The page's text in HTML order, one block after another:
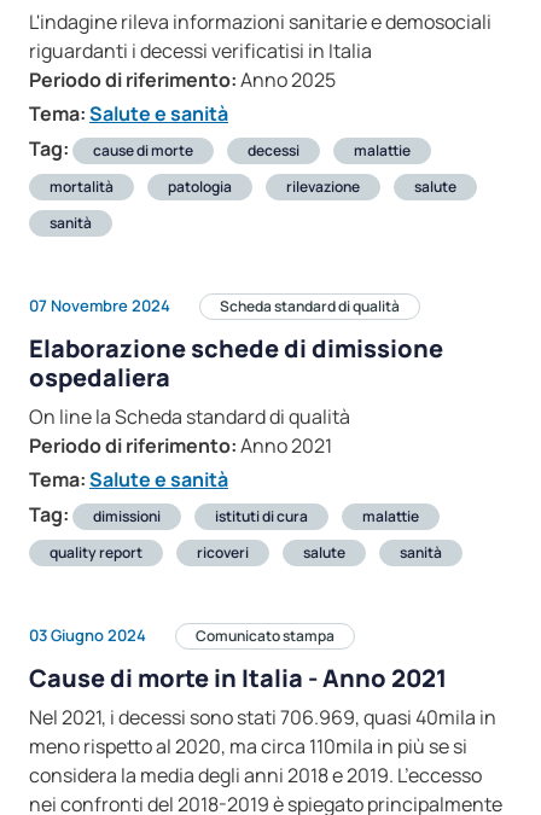
L'indagine rileva informazioni sanitarie e demosociali
riguardanti i decessi verificatisi in Italia
Periodo di riferimento:Anno 2025
Tema:Salute e sanità
Tag:
cause di morte decessi
malattie
mortalità
patologia rilevazione
salute
sanità
07 Novembre 2024 Scheda standard di qualità
Elaborazione schede di dimissione
ospedaliera
On line la Scheda standard di qualità
Periodo di riferimento:Anno 2021
Tema:Salute e sanità
Tag:
dimissioni istituti di cura
malattie
quality report
ricoveri salute sanità
03 Giugno 2024 Comunicato stampa
Cause di morte in Italia - Anno 2021
Nel 2021, i decessi sono stati 706.969, quasi 40mila in
meno rispetto al 2020, ma circa 110mila in più se si
considera la media degli anni 2018 e 2019. L’eccesso
nei confronti del 2018-2019 è spiegato principalmente